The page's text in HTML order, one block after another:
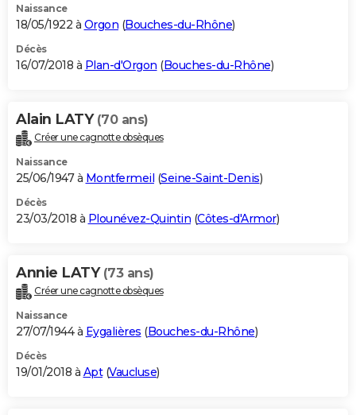
Naissance
18/05/1922 à Orgon (Bouches-du-Rhône)
Décès
16/07/2018 à Plan-d'Orgon (Bouches-du-Rhône)
Alain LATY (70 ans)
Créer une cagnotte obsèques
Naissance
25/06/1947 à Montfermeil (Seine-Saint-Denis)
Décès
23/03/2018 à Plounévez-Quintin (Côtes-d'Armor)
Annie LATY (73 ans)
Créer une cagnotte obsèques
Naissance
27/07/1944 à Eygalières (Bouches-du-Rhône)
Décès
19/01/2018 à Apt(Vaucluse)